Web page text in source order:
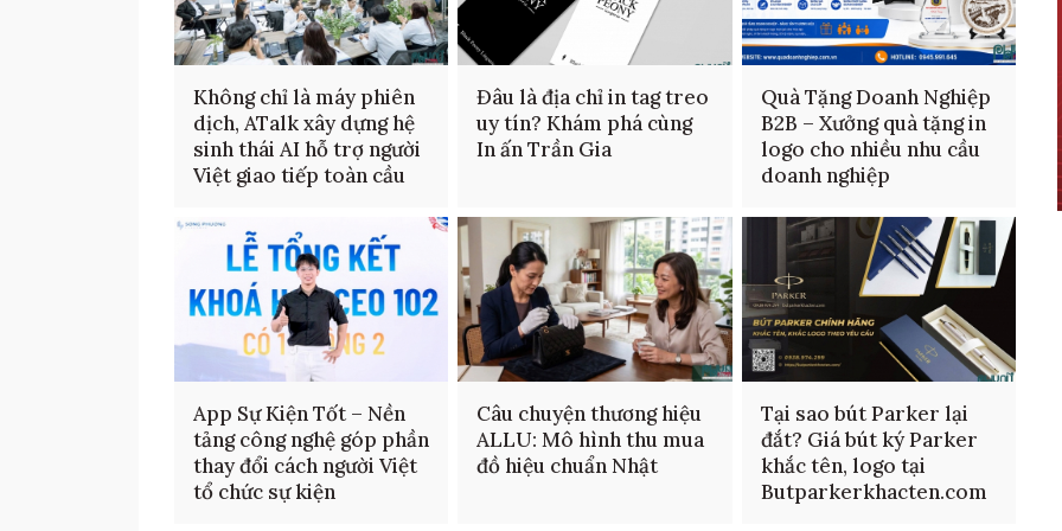
Không chỉ là máy phiên
dịch, ATalk xây dựng hệ
sinh thái AI hỗ trợ người
Việt giao tiếp toàn cầu
Đâu là địa chỉ in tag treo
uy tín? Khám phá cùng
In ấn Trần Gia
Quà Tặng Doanh Nghiệp
B2B – Xưởng quà tặng in
logo cho nhiều nhu cầu
doanh nghiệp
App Sự Kiện Tốt – Nền
tảng công nghệ góp phần
thay đổi cách người Việt
tổ chức sự kiện
Câu chuyện thương hiệu
ALLU: Mô hình thu mua
đồ hiệu chuẩn Nhật
Tại sao bút Parker lại
đắt? Giá bút ký Parker
khắc tên, logo tại
Butparkerkhacten.com